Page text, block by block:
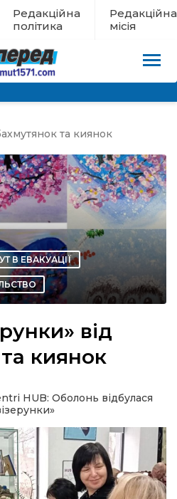
Редакційна
політика
Редакційна
місія
та киянок
В ЕВАКУАЦІЇ
від
киянок
HUB: Оболонь відбулася